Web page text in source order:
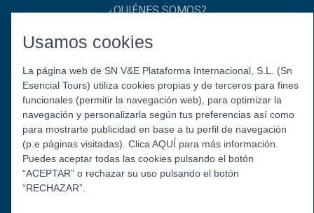
¿QUIÉNES SOMOS?
CONTACTO
Política de Privacidad Aviso LegalPolítica de Cookies
© 2026 Esencial Tours.
Usamos cookies
La página web de SN V&E Plataforma Internacional, S.L. (Sn
Esencial Tours) utiliza cookies propias y de terceros para fines
funcionales (permitir la navegación web), para optimizar la
navegación y personalizarla según tus preferencias así como
para mostrarte publicidad en base a tu perfil de navegación
(p.e páginas visitadas). Clica AQUÍ para más información.
Puedes aceptar todas las cookies pulsando el botón
“ACEPTAR” o rechazar su uso pulsando el botón
“RECHAZAR”.